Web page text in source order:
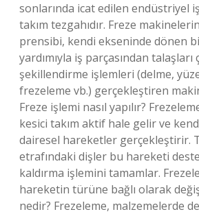
sonlarında icat edilen endüstriyel
takım tezgahıdır. Freze
prensibi, kendi ekseninde dönen
yardımıyla iş parçasından talaşları
şekillendirme işlemleri (delme,
frezeleme vb.) gerçekleştiren
Freze işlemi nasıl yapılır?
kesici takım aktif hale gelir ve
dairesel hareketler gerçekleştirir.
etrafındaki dişler bu hareketi
kaldırma işlemini tamamlar.
hareketin türüne bağlı olarak
nedir? Frezeleme, malzemelerde